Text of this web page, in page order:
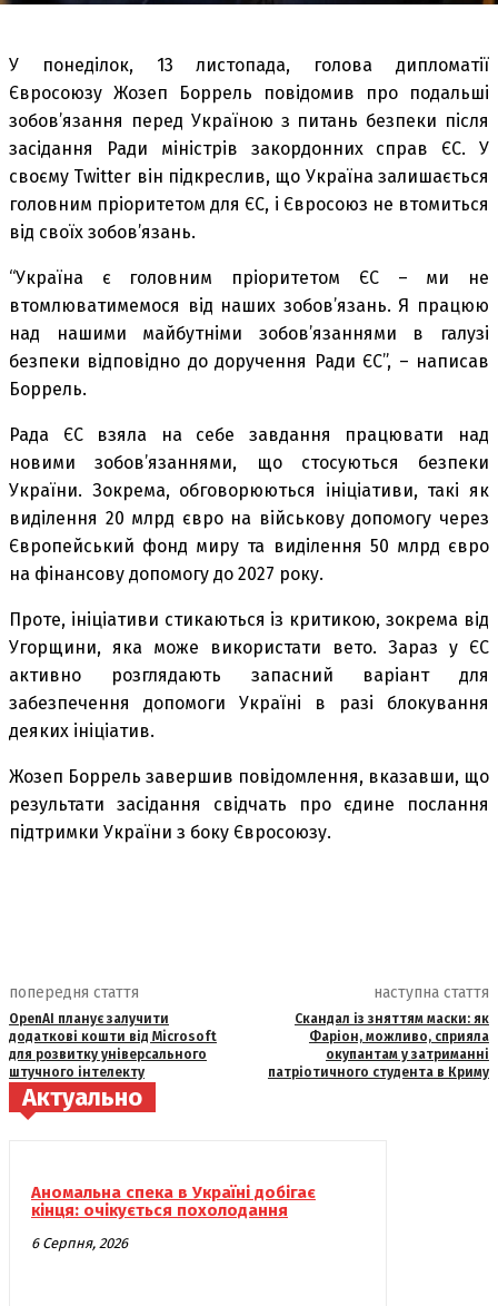
У понеділок, 13 листопада, голова дипломатії
Євросоюзу Жозеп Боррель повідомив про подальші
зобов’язання перед Україною з питань безпеки після
засідання Ради міністрів закордонних справ ЄС. У
своєму Twitter він підкреслив, що Україна залишається
головним пріоритетом для ЄС, і Євросоюз не втомиться
від своїх зобов’язань.
“Україна є головним пріоритетом ЄС – ми не
втомлюватимемося від наших зобов’язань. Я працюю
над нашими майбутніми зобов’язаннями в галузі
безпеки відповідно до доручення Ради ЄС”, – написав
Боррель.
Рада ЄС взяла на себе завдання працювати над
новими зобов’язаннями, що стосуються безпеки
України. Зокрема, обговорюються ініціативи, такі як
виділення 20 млрд євро на військову допомогу через
Європейський фонд миру та виділення 50 млрд євро
на фінансову допомогу до 2027 року.
Проте, ініціативи стикаються із критикою, зокрема від
Угорщини, яка може використати вето. Зараз у ЄС
активно розглядають запасний варіант для
забезпечення допомоги Україні в разі блокування
деяких ініціатив.
Жозеп Боррель завершив повідомлення, вказавши, що
результати засідання свідчать про єдине послання
підтримки України з боку Євросоюзу.
попередня стаття
OpenAI планує залучити
додаткові кошти від Microsoft
для розвитку універсального
штучного інтелекту
наступна стаття
Скандал із зняттям маски: як
Фаріон, можливо, сприяла
окупантам у затриманні
патріотичного студента в Криму
Актуально
Аномальна спека в Україні добігає
кінця: очікується похолодання
6 Серпня, 2026